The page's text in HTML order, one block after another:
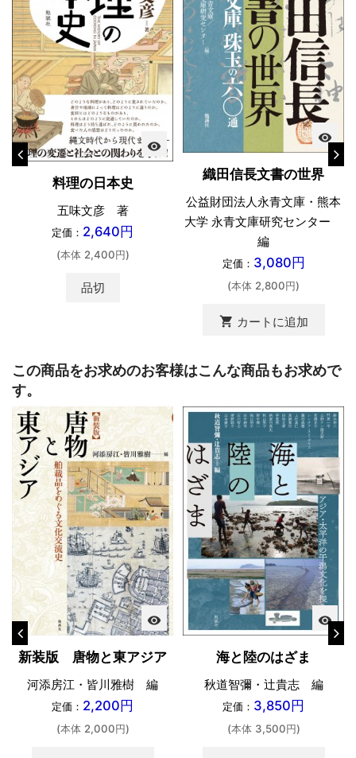
visibility
料理の日本史
五味文彦 著
定価： 2,640円
(本体 2,400円)
品切
visibility
織田信長文書の世界
公益財団法人永青文庫・熊本
大学 永青文庫研究センター
編
定価： 3,080円
(本体 2,800円)
shopping_cart カートに追加
この商品をお求めのお客様はこんな商品もお求めで
す。
visibility
新装版 唐物と東アジア
河添房江・皆川雅樹 編
定価： 2,200円
(本体 2,000円)
visibility
海と陸のはざま
秋道智彌・辻貴志 編
定価： 3,850円
(本体 3,500円)